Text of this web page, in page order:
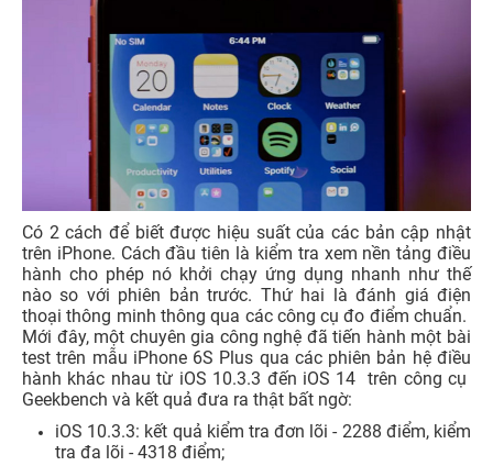
Có 2 cách để biết được hiệu suất của các bản cập nhật
trên iPhone. Cách đầu tiên là kiểm tra xem nền tảng điều
hành cho phép nó khởi chạy ứng dụng nhanh như thế
nào so với phiên bản trước. Thứ hai là đánh giá điện
thoại thông minh thông qua các công cụ đo điểm chuẩn.
Mới đây, một chuyên gia công nghệ đã tiến hành một bài
test trên mẫu iPhone 6S Plus qua các phiên bản hệ điều
hành khác nhau từ iOS 10.3.3 đến iOS 14 trên công cụ
Geekbench và kết quả đưa ra thật bất ngờ:
iOS 10.3.3: kết quả kiểm tra đơn lõi - 2288 điểm, kiểm
tra đa lõi - 4318 điểm;